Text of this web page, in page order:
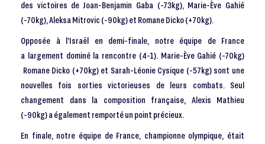
des victoires de Joan-Benjamin Gaba (-73kg), Marie-Ève Gahié
(-70kg), Aleksa Mitrovic (-90kg) et Romane Dicko (+70kg).
Opposée à l’Israël en demi-finale, notre équipe de France
a largement dominé la rencontre (4-1). Marie-Ève Gahié (-70kg)
Romane Dicko (+70kg) et Sarah-Léonie Cysique (-57kg) sont une
nouvelles fois sorties victorieuses de leurs combats. Seul
changement dans la composition française, Alexis Mathieu
(-90kg) a également remporté un point précieux.
En finale, notre équipe de France, championne olympique, était